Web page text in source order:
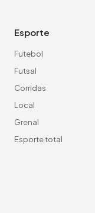
Esporte
Futebol
Futsal
Corridas
Local
Grenal
Esporte total